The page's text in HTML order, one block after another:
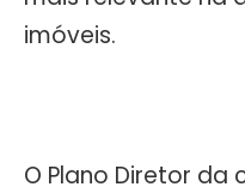
imóveis.
O Plano Diretor da